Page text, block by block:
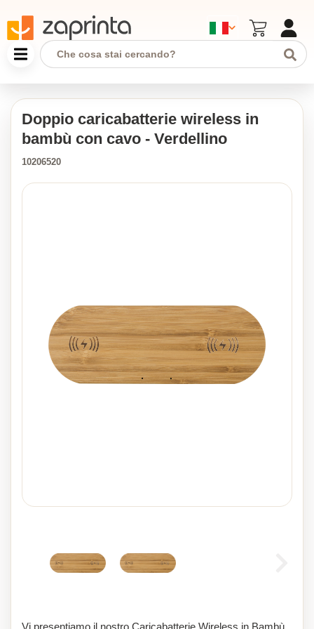
Doppio caricabatterie wireless in
bambù con cavo - Verdellino
10206520
Vi presentiamo il nostro Caricabatterie Wireless in Bambù